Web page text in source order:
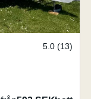
5.0 (13)